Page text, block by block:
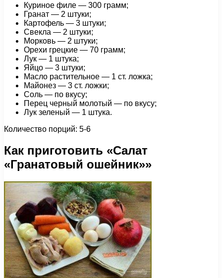
Куриное филе — 300 грамм;
Гранат — 2 штуки;
Картофель — 3 штуки;
Свекла — 2 штуки;
Морковь — 2 штуки;
Орехи грецкие — 70 грамм;
Лук — 1 штука;
Яйцо — 3 штуки;
Масло растительное — 1 ст. ложка;
Майонез — 3 ст. ложки;
Соль — по вкусу;
Перец черный молотый — по вкусу;
Лук зеленый — 1 штука.
Количество порций: 5-6
Как приготовить «Салат
«Гранатовый ошейник»»